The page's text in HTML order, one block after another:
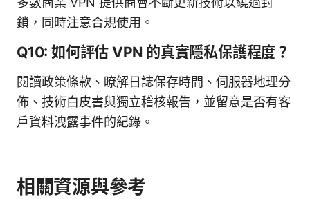
鎖，同時注意合規使用。
Q10: 如何評估 VPN 的真實隱私保護程度？
閱讀政策條款、瞭解日誌保存時間、伺服器地理分
佈、技術白皮書與獨立稽核報告，並留意是否有客
戶資料洩露事件的紀錄。
相關資源與參考